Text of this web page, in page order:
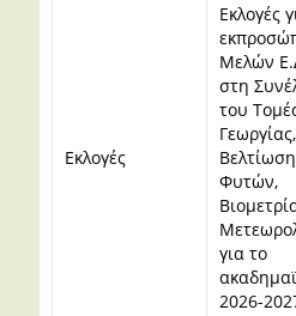
Εκλογές
Εκλογές
Μελών
στη
του
Γεωργίας,
Φυτών,
για το
2026-